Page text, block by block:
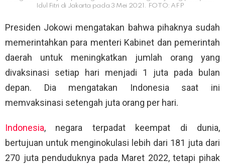
Idul Fitri di Jakarta pada 3 Mei 2021. FOTO: AFP
Presiden Jokowi mengatakan bahwa pihaknya sudah
memerintahkan para menteri Kabinet dan pemerintah
daerah untuk meningkatkan jumlah orang yang
divaksinasi setiap hari menjadi 1 juta pada bulan
depan. Dia mengatakan Indonesia saat ini
memvaksinasi setengah juta orang per hari.
Indonesia, negara terpadat keempat di dunia,
bertujuan untuk menginokulasi lebih dari 181 juta dari
270 juta penduduknya pada Maret 2022, tetapi pihak